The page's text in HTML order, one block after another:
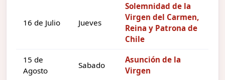
16 de Julio Jueves
Solemnidad de la
Virgen del Carmen,
Reina y Patrona de
Chile
15 de
Agosto
Sabado
Asunción de la
Virgen